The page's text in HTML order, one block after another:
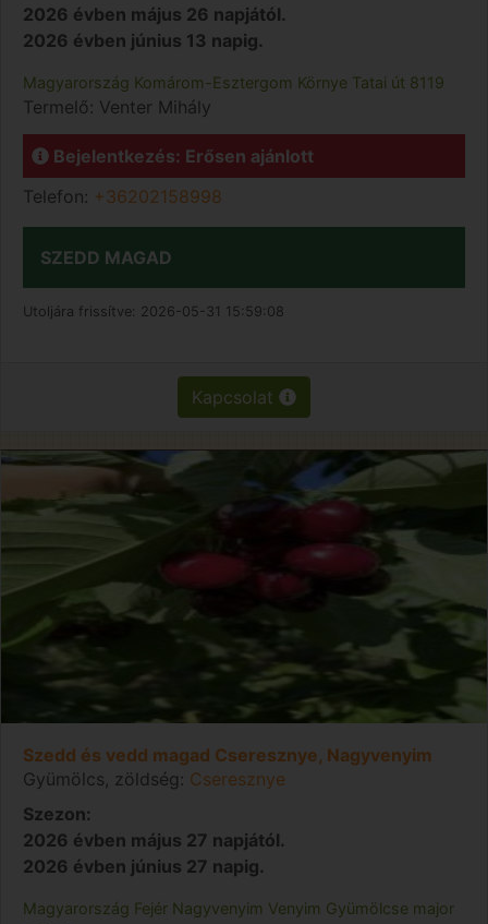
2026 évben május 26 napjától.
2026 évben június 13 napig.
Magyarország Komárom-Esztergom Környe Tatai út 8119
Termelő: Venter Mihály
Bejelentkezés: Erősen ajánlott
Telefon: +36202158998
SZEDD MAGAD
Utoljára frissítve: 2026-05-31 15:59:08
Kapcsolat
Szedd és vedd magad Cseresznye, Nagyvenyim
Gyümölcs, zöldség: Cseresznye
Szezon:
2026 évben május 27 napjától.
2026 évben június 27 napig.
Magyarország Fejér Nagyvenyim Venyim Gyümölcse major